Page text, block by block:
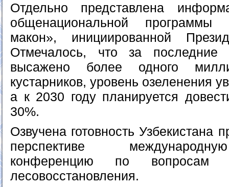
Отдельно представлена
общенациональной
макон», инициированной
Отмечалось, что за
высажено более одного
кустарников, уровень озеленения
а к 2030 году планируется
30%.
Озвучена готовность Узбекистана
перспективе
конференцию по вопросам
лесовосстановления.